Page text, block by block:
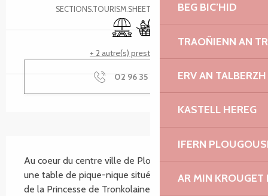
BEG BIC’HID
TRAOÑIENN AN
ERV AN TALBERZH
KASTELL HEREG
IFERN
AR MIN KROUGET
SECTIONS.TOURISM.SHEET.PERIODS.DETAILS
Aire de pique nique
Commerce alimentaire
+ 2 autre(s) prestation(s)
02 96 35 45
SECTIONS.TOURISM.SHEET.DESCRIPTION
Au coeur du centre ville de Ploumillau vous attend
une table de pique-nique située près de la Fontaine
de la Princesse de Tronkolaine et de l'église datant